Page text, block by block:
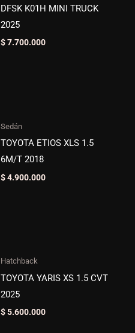
DFSK K01H MINI TRUCK
2025
$7.700.000
Sedán
TOYOTA ETIOS XLS 1.5
6M/T 2018
$4.900.000
Hatchback
TOYOTA YARIS XS 1.5 CVT
2025
$5.600.000